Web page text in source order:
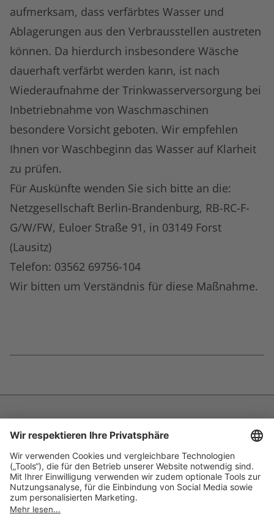
aufmerksam, dass verfärbtes Wasser und
Ablagerungen aus den Verbrausstellen austreten
können. Da hierdurch insbesondere Wäsche
dauerhaft verfärbt werden kann, ist nach
Wiederaufnahme der Trinkwasserversorgung bei
Inbetriebnahme von Waschmaschinen
besondere Vorsicht geboten. Wir empfehlen
Ihnen vor Waschbeginn das Wasser auf Klarheit
zu prüfen.
Für Auskünfte wenden Sie sich bitte an die:
Netzgesellschaft Berlin-Brandenburg, RB-RC-F-
G/W/FW, Euloer Straße 91, in 03149 Forst
(Lausitz)
Telefon: 03562 69756-104
Wir bitten um Verständnis für diese Maßnahme.
Datenschutz
Barrierefreiheit
Inhaltsverzeichnis